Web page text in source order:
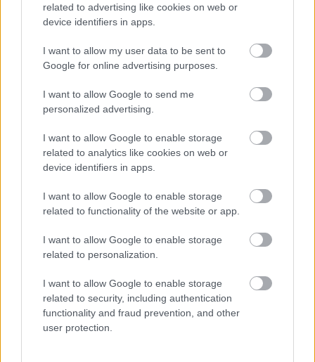
related to advertising like cookies on web or
device identifiers in apps.
I want to allow my user data to be sent to
Google for online advertising purposes.
I want to allow Google to send me
personalized advertising.
I want to allow Google to enable storage
related to analytics like cookies on web or
device identifiers in apps.
I want to allow Google to enable storage
related to functionality of the website or app.
I want to allow Google to enable storage
related to personalization.
I want to allow Google to enable storage
related to security, including authentication
functionality and fraud prevention, and other
user protection.
Όλα τα θύματα ανασύρθηκαν από τα συντρίμμια
της σύγκρουσης, ανακοίνωσε στους
δημοσιογράφους τις πρώτες βραδινές ώρες ο
Τιάγκο Αουγκούστο, υπεύθυνος της υπηρεσίας
πρώτων βοηθειών, διευκρινίζοντας ότι ξένοι
βρίσκονται μεταξύ των θυμάτων, χωρίς να είναι σε
Το τελεφερίκ αυτό, το οποίο μπορεί να μεταφέρει
γύρω στους 40 επιβάτες (τους μισούς από τους
οποίους ορθίους), είναι ένα μέσο μεταφοράς που
χρησιμοποιούν πολυάριθμοί τουρίστες που
επισκέπτονται την πορτογαλική πρωτεύουσα.